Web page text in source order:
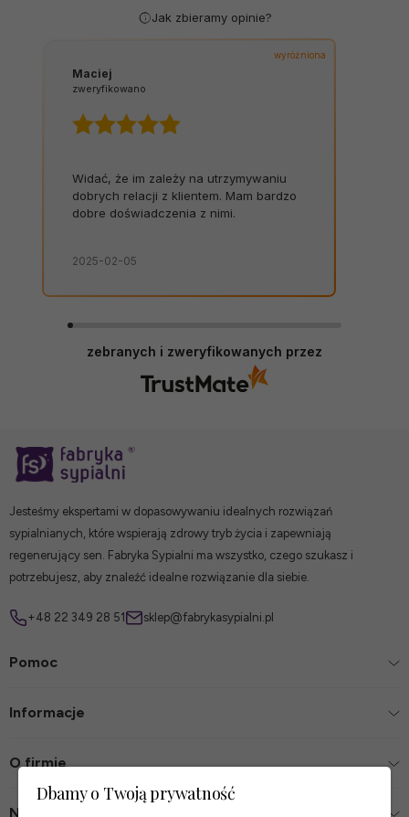
Jak zbieramy opinie?
wyróżniona
Maciej
zweryfikowano
Widać, że im zależy na utrzymywaniu
dobrych relacji z klientem. Mam bardzo
dobre doświadczenia z nimi.
2025-02-05
zebranych i zweryfikowanych przez
Jesteśmy ekspertami w dopasowywaniu idealnych rozwiązań
sypialnianych, które wspierają zdrowy tryb życia i zapewniają
regenerujący sen. Fabryka Sypialni ma wszystko, czego szukasz i
potrzebujesz, aby znaleźć idealne rozwiązanie dla siebie.
+48 22 349 28 51 sklep@fabrykasypialni.pl
Pomoc
Informacje
O firmie
Nasze sklepy
Dbamy o Twoją prywatność